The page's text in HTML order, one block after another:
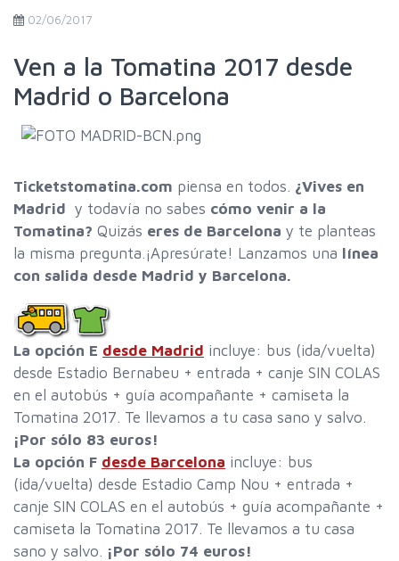
02/06/2017
Ven a la Tomatina 2017 desde
Madrid o Barcelona
Ticketstomatina.com piensa en todos. ¿Vives en
Madrid y todavía no sabes cómo venir a la
Tomatina? Quizás eres de Barcelona y te planteas
la misma pregunta.¡Apresúrate! Lanzamos una línea
con salida desde Madrid y Barcelona.
La opción E desde Madrid incluye: bus (ida/vuelta)
desde Estadio Bernabeu + entrada + canje SIN COLAS
en el autobús + guía acompañante + camiseta la
Tomatina 2017. Te llevamos a tu casa sano y salvo.
¡Por sólo 83 euros!
La opción F desde Barcelona incluye: bus
(ida/vuelta) desde Estadio Camp Nou + entrada +
canje SIN COLAS en el autobús + guía acompañante +
camiseta la Tomatina 2017. Te llevamos a tu casa
sano y salvo. ¡Por sólo 74 euros!